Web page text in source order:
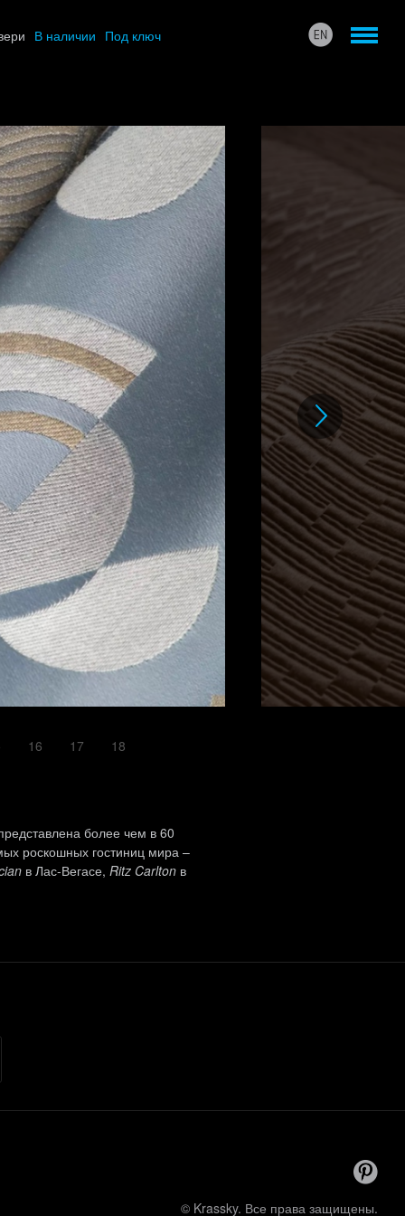
В наличии Под ключ
16 17 18
более чем в 60
роскошных гостиниц мира –
в Лас-Вегасе, Ritz Carlton в
© Krassky. Все права защищены.